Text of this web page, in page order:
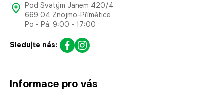
Pod Svatým Janem 420/4
669 04 Znojmo-Přímětice
Po - Pá: 9:00 - 17:00
Sledujte nás:
Informace pro vás